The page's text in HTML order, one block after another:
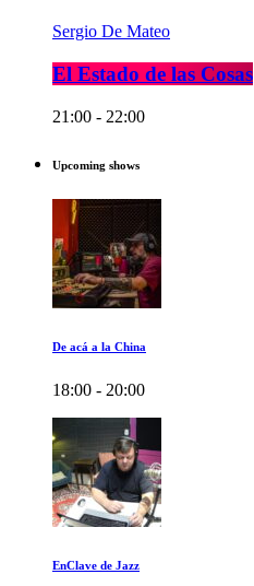
Sergio De Mateo
El Estado de las Cosas
21:00 - 22:00
Upcoming shows
De acá a la China
18:00 - 20:00
EnClave de Jazz